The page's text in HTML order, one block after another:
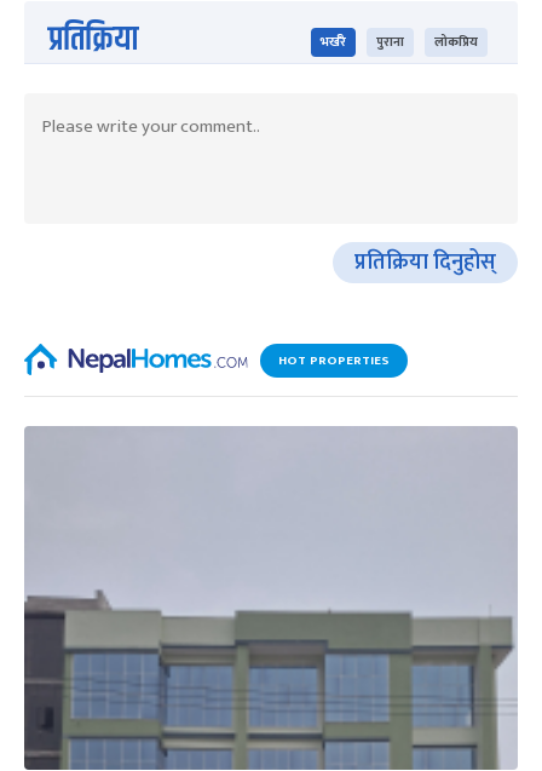
प्रतिक्रिया भर्खरै पुराना लोकप्रिय
प्रतिक्रिया दिनुहोस्
HOT PROPERTIES